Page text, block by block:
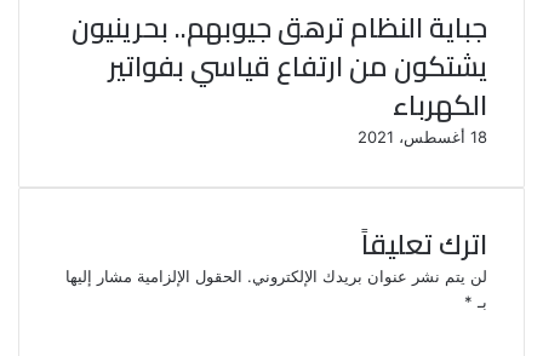
جباية النظام ترهق جيوبهم.. بحرينيون
يشتكون من ارتفاع قياسي بفواتير
الكهرباء
18 أغسطس، 2021
اترك تعليقاً
لن يتم نشر عنوان بريدك الإلكتروني. الحقول الإلزامية مشار إليها
بـ *